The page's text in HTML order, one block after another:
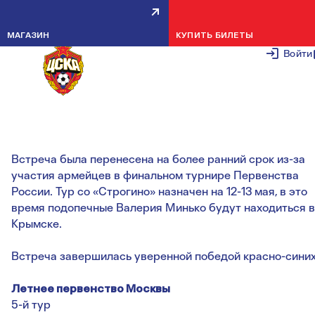
Войти
МАГАЗИН КУПИТЬ БИЛЕТЫ
КОМАНДА МИНЬКО
РАЗГРОМИЛА СВЕРСТНИКОВ ИЗ
СТРОГИНО
Встреча была перенесена на более ранний срок из-за
участия армейцев в финальном турнире Первенства
России. Тур со «Строгино» назначен на 12-13 мая, в это
время подопечные Валерия Минько будут находиться в
Крымске.
Встреча завершилась уверенной победой красно-
Летнее первенство Москвы
5-й тур